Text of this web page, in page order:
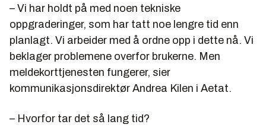
– Vi har holdt på med noen tekniske
oppgraderinger, som har tatt noe lengre tid enn
planlagt. Vi arbeider med å ordne opp i dette nå. Vi
beklager problemene overfor brukerne. Men
meldekorttjenesten fungerer, sier
kommunikasjonsdirektør Andrea Kilen i Aetat.
– Hvorfor tar det så lang tid?